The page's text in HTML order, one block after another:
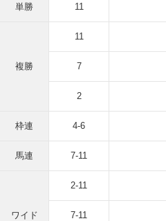
単勝 11
複勝
11
7
2
枠連 4-6
馬連 7-11
ワイド
2-11
7-11